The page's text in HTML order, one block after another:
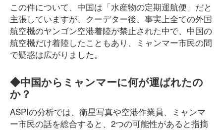
この件について、中国は「水産物の定期運航便」だと
主張していますが、クーデター後、事実上全ての外国
航空機のヤンゴン空港着陸が禁止された中で、中国の
航空機だけ着陸したこともあり、ミャンマー市民の間
で疑惑は広がりました。
◆中国からミャンマーに何が運ばれたの
か？
ASPIの分析では、衛星写真や空港作業員、ミャンマ
ー市民の話を総合すると、2つの可能性があると指摘